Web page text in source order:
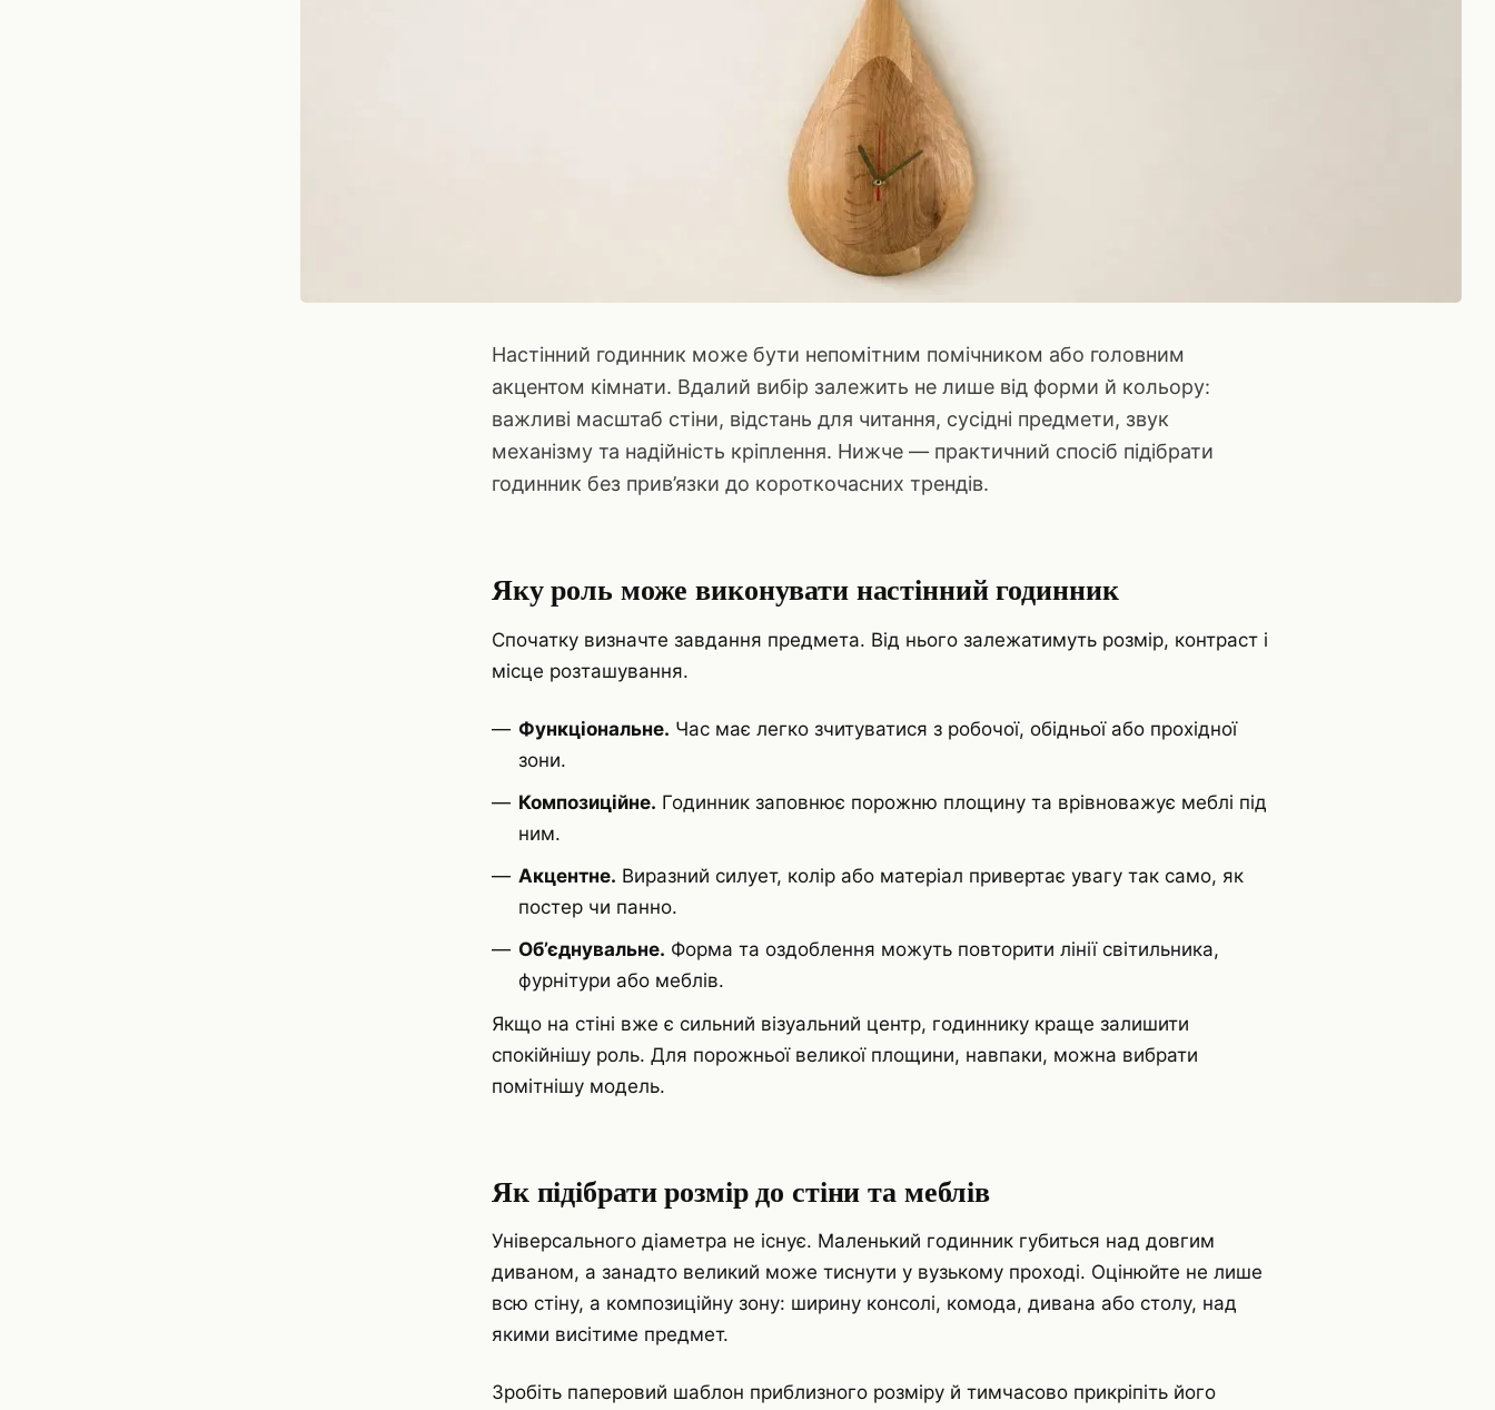
Настінний годинник може бути непомітним помічником або головним
акцентом кімнати. Вдалий вибір залежить не лише від форми й кольору:
важливі масштаб стіни, відстань для читання, сусідні предмети, звук
механізму та надійність кріплення. Нижче — практичний спосіб підібрати
годинник без прив’язки до короткочасних трендів.
Яку роль може виконувати настінний годинник
Спочатку визначте завдання предмета. Від нього залежатимуть розмір, контраст і
місце розташування.
Функціональне. Час має легко зчитуватися з робочої, обідньої або прохідної
зони.
Композиційне. Годинник заповнює порожню площину та врівноважує меблі під
ним.
Акцентне. Виразний силует, колір або матеріал привертає увагу так само, як
постер чи панно.
Об’єднувальне. Форма та оздоблення можуть повторити лінії світильника,
фурнітури або меблів.
Якщо на стіні вже є сильний візуальний центр, годиннику краще залишити
спокійнішу роль. Для порожньої великої площини, навпаки, можна вибрати
помітнішу модель.
Як підібрати розмір до стіни та меблів
Універсального діаметра не існує. Маленький годинник губиться над довгим
диваном, а занадто великий може тиснути у вузькому проході. Оцінюйте не лише
всю стіну, а композиційну зону: ширину консолі, комода, дивана або столу, над
якими висітиме предмет.
Зробіть паперовий шаблон приблизного розміру й тимчасово прикріпіть його